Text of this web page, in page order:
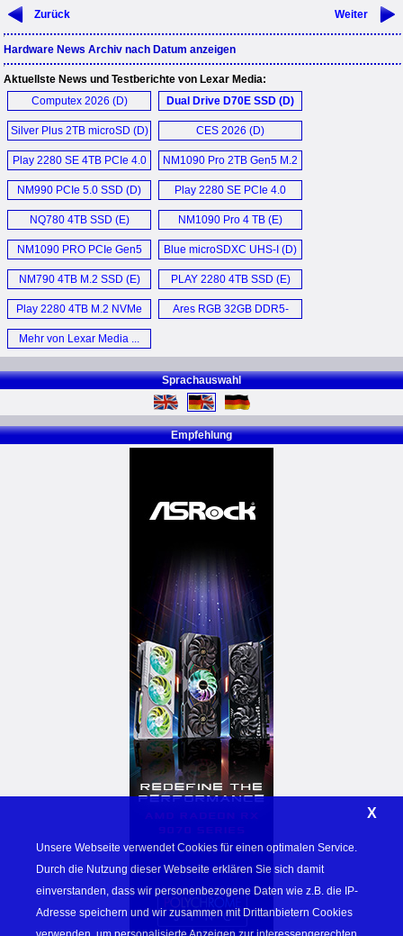
Zurück Weiter
Hardware News Archiv nach Datum anzeigen
Aktuellste News und Testberichte von Lexar Media:
Computex 2026 (D)
Dual Drive D70E SSD (D)
Silver Plus 2TB microSD (D) CES 2026 (D)
Play 2280 SE 4TB PCIe 4.0
SSD (E)
NM1090 Pro 2TB Gen5 M.2
SSD (E)
NM990 PCIe 5.0 SSD (D)
Play 2280 SE PCIe 4.0
SSD (E)
NQ780 4TB SSD (E)
NM1090 Pro 4 TB (E)
NM1090 PRO PCIe Gen5
2TB SSD (E)
Blue microSDXC UHS-I (D)
NM790 4TB M.2 SSD (E) PLAY 2280 4TB SSD (E)
Play 2280 4TB M.2 NVMe
SSD (E)
Ares RGB 32GB DDR5-
Mehr von Lexar Media ...
Sprachauswahl
Empfehlung
Unsere Webseite verwendet Cookies für einen optimalen Service.
Durch die Nutzung dieser Webseite erklären Sie sich damit
einverstanden, dass wir personenbezogene Daten wie z.B. die IP-
Adresse speichern und wir zusammen mit Drittanbietern Cookies
X